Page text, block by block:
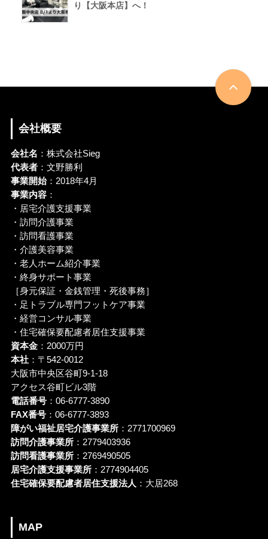
り【大阪本店】へ！
会社概要
会社名 ：株式会社Sieg
代表者：文野勝利
事業開始：2018年4月
事業内容：
・居宅介護支援事業
・訪問介護事業
・訪問看護事業
・介護美容事業
・老人ホーム紹介事業
・終身サポート事業
［身元保証・金銭管理・死後事務］
・足トラブル専門フットケア事業
・経営コンサル事業
・住宅確保要配慮者居住支援事業
資本金：2000万円
本社：〒542-0012
大阪市中央区谷町9-1-18
アクセス谷町ビル3階
電話番号：06-6777-3890
FAX番号：06-6777-3893
障がい福祉居宅介護事業所：2771700969
訪問介護事業所：2779403936
訪問看護事業所：2769490505
居宅介護支援事業所：2774904405
住宅確保要配慮者居住支援法人 ：大居268
MAP